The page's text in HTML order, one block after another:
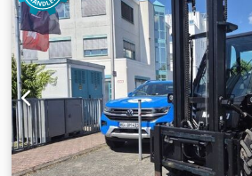
handling suspended loads. Jib fitted
various needs of building sites.
handling applications